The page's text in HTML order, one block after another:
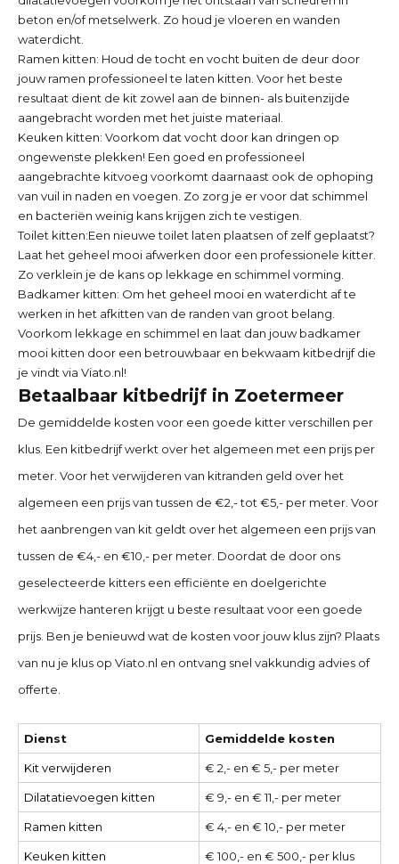
beton en/of metselwerk. Zo houd je vloeren en wanden
waterdicht.
Ramen kitten: Houd de tocht en vocht buiten de deur door
jouw ramen professioneel te laten kitten. Voor het beste
resultaat dient de kit zowel aan de binnen- als buitenzijde
aangebracht worden met het juiste materiaal.
Keuken kitten: Voorkom dat vocht door kan dringen op
ongewenste plekken! Een goed en professioneel
aangebrachte kitvoeg voorkomt daarnaast ook de ophoping
van vuil in naden en voegen. Zo zorg je er voor dat schimmel
en bacteriën weinig kans krijgen zich te vestigen.
Toilet kitten:Een nieuwe toilet laten plaatsen of zelf geplaatst?
Laat het geheel mooi afwerken door een professionele kitter.
Zo verklein je de kans op lekkage en schimmel vorming.
Badkamer kitten: Om het geheel mooi en waterdicht af te
werken in het afkitten van de randen van groot belang.
Voorkom lekkage en schimmel en laat dan jouw badkamer
mooi kitten door een betrouwbaar en bekwaam kitbedrijf die
je vindt via Viato.nl!
Betaalbaar kitbedrijf in Zoetermeer
De gemiddelde kosten voor een goede kitter verschillen per
klus. Een kitbedrijf werkt over het algemeen met een prijs per
meter. Voor het verwijderen van kitranden geld over het
algemeen een prijs van tussen de €2,- tot €5,- per meter. Voor
het aanbrengen van kit geldt over het algemeen een prijs van
tussen de €4,- en €10,- per meter. Doordat de door ons
geselecteerde kitters een efficiënte en doelgerichte
werkwijze hanteren krijgt u beste resultaat voor een goede
prijs. Ben je benieuwd wat de kosten voor jouw klus zijn? Plaats
van nu je klus op Viato.nl en ontvang snel vakkundig advies of
offerte.
Dienst Gemiddelde kosten
Kit verwijderen € 2,- en € 5,- per meter
Dilatatievoegen kitten € 9,- en € 11,- per meter
Ramen kitten € 4,- en € 10,- per meter
Keuken kitten € 100,- en € 500,- per klus